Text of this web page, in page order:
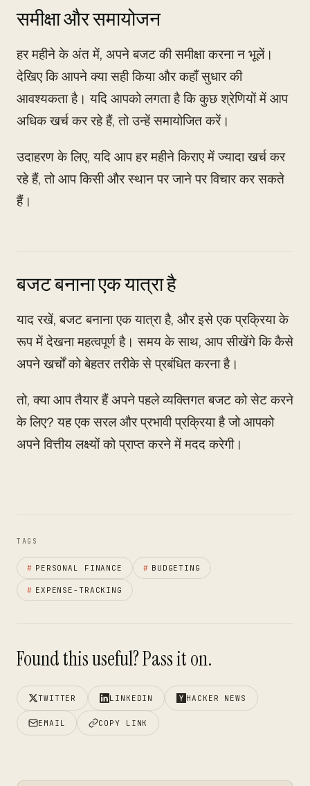
समीक्षा और समायोजन
हर महीने के अंत में, अपने बजट की समीक्षा करना न भूलें।
देखिए कि आपने क्या सही किया और कहाँ सुधार की
आवश्यकता है। यदि आपको लगता है कि कुछ श्रेणियों में आप
अधिक खर्च कर रहे हैं, तो उन्हें समायोजित करें।
उदाहरण के लिए, यदि आप हर महीने किराए में ज्यादा खर्च कर
रहे हैं, तो आप किसी और स्थान पर जाने पर विचार कर सकते
हैं।
बजट बनाना एक यात्रा है
याद रखें, बजट बनाना एक यात्रा है, और इसे एक प्रक्रिया के
रूप में देखना महत्वपूर्ण है। समय के साथ, आप सीखेंगे कि कैसे
अपने खर्चों को बेहतर तरीके से प्रबंधित करना है।
तो, क्या आप तैयार हैं अपने पहले व्यक्तिगत बजट को सेट करने
के लिए? यह एक सरल और प्रभावी प्रक्रिया है जो आपको
अपने वित्तीय लक्ष्यों को प्राप्त करने में मदद करेगी।
TAGS
# PERSONAL FINANCE # BUDGETING
# EXPENSE-TRACKING
Found this useful? Pass it on.
TWITTER LINKEDIN HACKER NEWS
EMAIL COPY LINK